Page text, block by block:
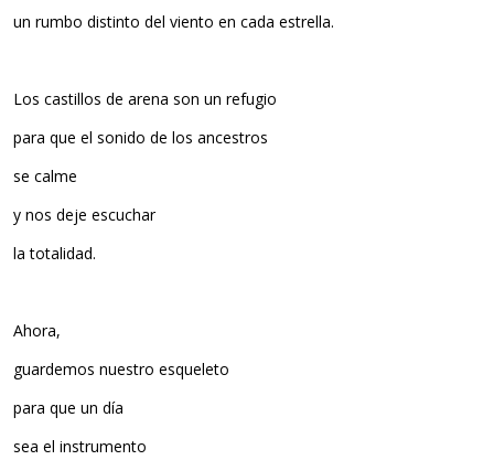
un rumbo distinto del viento en cada estrella.
Los castillos de arena son un refugio
para que el sonido de los ancestros
se calme
y nos deje escuchar
la totalidad.
Ahora,
guardemos nuestro esqueleto
para que un día
sea el instrumento